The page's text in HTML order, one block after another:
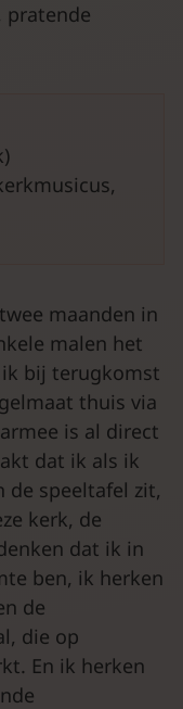
pratende
maanden in
malen het
bij terugkomst
thuis via
is al direct
dat ik als ik
de speeltafel zit,
kerk, de
dat ik in
ben, ik herken
de
die op
En ik herken